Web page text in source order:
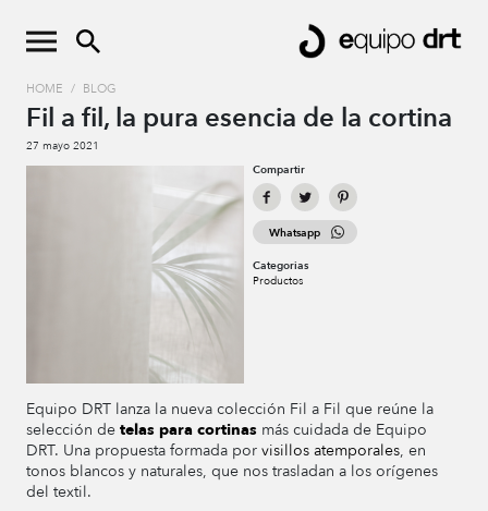
HOME / BLOG
Fil a fil, la pura esencia de la cortina
27 mayo 2021
Compartir
Whatsapp
Categorias
Productos
Equipo DRT lanza la nueva colección Fil a Fil que reúne la
selección de telas para cortinas más cuidada de Equipo
DRT. Una propuesta formada por visillos atemporales, en
tonos blancos y naturales, que nos trasladan a los orígenes
del textil.